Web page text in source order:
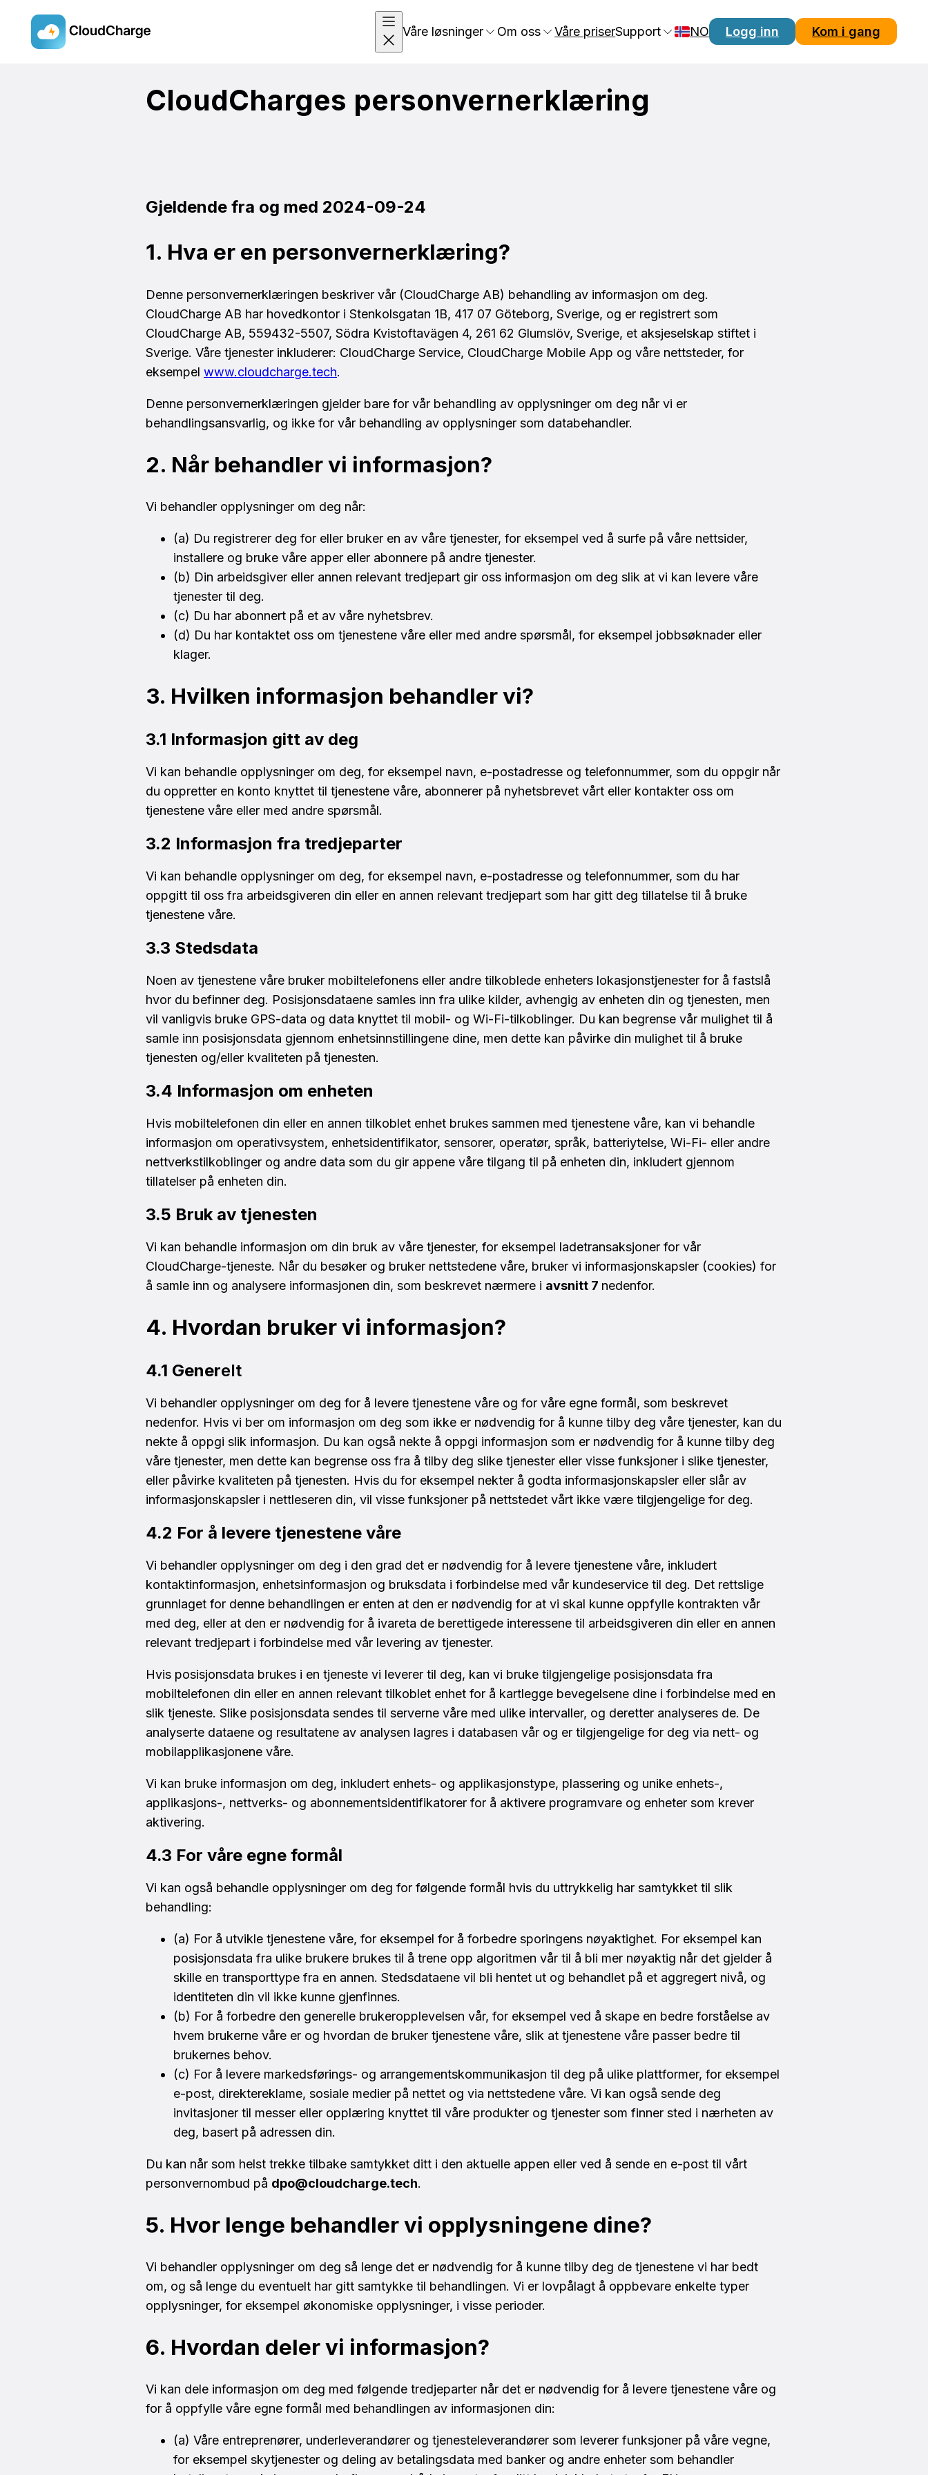
Våre løsninger Om oss Våre priserSupport NO Logg inn Kom i gang
CloudCharges personvernerklæring
Gjeldende fra og med 2024-09-24
1. Hva er en personvernerklæring?
Denne personvernerklæringen beskriver vår (CloudCharge AB) behandling av informasjon om deg.
CloudCharge AB har hovedkontor i Stenkolsgatan 1B, 417 07 Göteborg, Sverige, og er registrert som
CloudCharge AB, 559432-5507, Södra Kvistoftavägen 4, 261 62 Glumslöv, Sverige, et aksjeselskap stiftet i
Sverige. Våre tjenester inkluderer: CloudCharge Service, CloudCharge Mobile App og våre nettsteder, for
eksempel www.cloudcharge.tech.
Denne personvernerklæringen gjelder bare for vår behandling av opplysninger om deg når vi er
behandlingsansvarlig, og ikke for vår behandling av opplysninger som databehandler.
2. Når behandler vi informasjon?
Vi behandler opplysninger om deg når:
(a) Du registrerer deg for eller bruker en av våre tjenester, for eksempel ved å surfe på våre nettsider,
installere og bruke våre apper eller abonnere på andre tjenester.
(b) Din arbeidsgiver eller annen relevant tredjepart gir oss informasjon om deg slik at vi kan levere våre
tjenester til deg.
(c) Du har abonnert på et av våre nyhetsbrev.
(d) Du har kontaktet oss om tjenestene våre eller med andre spørsmål, for eksempel jobbsøknader eller
klager.
3. Hvilken informasjon behandler vi?
3.1 Informasjon gitt av deg
Vi kan behandle opplysninger om deg, for eksempel navn, e-postadresse og telefonnummer, som du oppgir når
du oppretter en konto knyttet til tjenestene våre, abonnerer på nyhetsbrevet vårt eller kontakter oss om
tjenestene våre eller med andre spørsmål.
3.2 Informasjon fra tredjeparter
Vi kan behandle opplysninger om deg, for eksempel navn, e-postadresse og telefonnummer, som du har
oppgitt til oss fra arbeidsgiveren din eller en annen relevant tredjepart som har gitt deg tillatelse til å bruke
tjenestene våre.
3.3 Stedsdata
Noen av tjenestene våre bruker mobiltelefonens eller andre tilkoblede enheters lokasjonstjenester for å fastslå
hvor du befinner deg. Posisjonsdataene samles inn fra ulike kilder, avhengig av enheten din og tjenesten, men
vil vanligvis bruke GPS-data og data knyttet til mobil- og Wi-Fi-tilkoblinger. Du kan begrense vår mulighet til å
samle inn posisjonsdata gjennom enhetsinnstillingene dine, men dette kan påvirke din mulighet til å bruke
tjenesten og/eller kvaliteten på tjenesten.
3.4 Informasjon om enheten
Hvis mobiltelefonen din eller en annen tilkoblet enhet brukes sammen med tjenestene våre, kan vi behandle
informasjon om operativsystem, enhetsidentifikator, sensorer, operatør, språk, batteriytelse, Wi-Fi- eller andre
nettverkstilkoblinger og andre data som du gir appene våre tilgang til på enheten din, inkludert gjennom
tillatelser på enheten din.
3.5 Bruk av tjenesten
Vi kan behandle informasjon om din bruk av våre tjenester, for eksempel ladetransaksjoner for vår
CloudCharge-tjeneste. Når du besøker og bruker nettstedene våre, bruker vi informasjonskapsler (cookies) for
å samle inn og analysere informasjonen din, som beskrevet nærmere i avsnitt 7 nedenfor.
4. Hvordan bruker vi informasjon?
4.1 Generelt
Vi behandler opplysninger om deg for å levere tjenestene våre og for våre egne formål, som beskrevet
nedenfor. Hvis vi ber om informasjon om deg som ikke er nødvendig for å kunne tilby deg våre tjenester, kan du
nekte å oppgi slik informasjon. Du kan også nekte å oppgi informasjon som er nødvendig for å kunne tilby deg
våre tjenester, men dette kan begrense oss fra å tilby deg slike tjenester eller visse funksjoner i slike tjenester,
eller påvirke kvaliteten på tjenesten. Hvis du for eksempel nekter å godta informasjonskapsler eller slår av
informasjonskapsler i nettleseren din, vil visse funksjoner på nettstedet vårt ikke være tilgjengelige for deg.
4.2 For å levere tjenestene våre
Vi behandler opplysninger om deg i den grad det er nødvendig for å levere tjenestene våre, inkludert
kontaktinformasjon, enhetsinformasjon og bruksdata i forbindelse med vår kundeservice til deg. Det rettslige
grunnlaget for denne behandlingen er enten at den er nødvendig for at vi skal kunne oppfylle kontrakten vår
med deg, eller at den er nødvendig for å ivareta de berettigede interessene til arbeidsgiveren din eller en annen
relevant tredjepart i forbindelse med vår levering av tjenester.
Hvis posisjonsdata brukes i en tjeneste vi leverer til deg, kan vi bruke tilgjengelige posisjonsdata fra
mobiltelefonen din eller en annen relevant tilkoblet enhet for å kartlegge bevegelsene dine i forbindelse med en
slik tjeneste. Slike posisjonsdata sendes til serverne våre med ulike intervaller, og deretter analyseres de. De
analyserte dataene og resultatene av analysen lagres i databasen vår og er tilgjengelige for deg via nett- og
mobilapplikasjonene våre.
Vi kan bruke informasjon om deg, inkludert enhets- og applikasjonstype, plassering og unike enhets-,
applikasjons-, nettverks- og abonnementsidentifikatorer for å aktivere programvare og enheter som krever
aktivering.
4.3 For våre egne formål
Vi kan også behandle opplysninger om deg for følgende formål hvis du uttrykkelig har samtykket til slik
behandling:
(a) For å utvikle tjenestene våre, for eksempel for å forbedre sporingens nøyaktighet. For eksempel kan
posisjonsdata fra ulike brukere brukes til å trene opp algoritmen vår til å bli mer nøyaktig når det gjelder å
skille en transporttype fra en annen. Stedsdataene vil bli hentet ut og behandlet på et aggregert nivå, og
identiteten din vil ikke kunne gjenfinnes.
(b) For å forbedre den generelle brukeropplevelsen vår, for eksempel ved å skape en bedre forståelse av
hvem brukerne våre er og hvordan de bruker tjenestene våre, slik at tjenestene våre passer bedre til
brukernes behov.
(c) For å levere markedsførings- og arrangementskommunikasjon til deg på ulike plattformer, for eksempel
e-post, direktereklame, sosiale medier på nettet og via nettstedene våre. Vi kan også sende deg
invitasjoner til messer eller opplæring knyttet til våre produkter og tjenester som finner sted i nærheten av
deg, basert på adressen din.
Du kan når som helst trekke tilbake samtykket ditt i den aktuelle appen eller ved å sende en e-post til vårt
personvernombud på dpo@cloudcharge.tech.
5. Hvor lenge behandler vi opplysningene dine?
Vi behandler opplysninger om deg så lenge det er nødvendig for å kunne tilby deg de tjenestene vi har bedt
om, og så lenge du eventuelt har gitt samtykke til behandlingen. Vi er lovpålagt å oppbevare enkelte typer
opplysninger, for eksempel økonomiske opplysninger, i visse perioder.
6. Hvordan deler vi informasjon?
Vi kan dele informasjon om deg med følgende tredjeparter når det er nødvendig for å levere tjenestene våre og
for å oppfylle våre egne formål med behandlingen av informasjonen din:
(a) Våre entreprenører, underleverandører og tjenesteleverandører som leverer funksjoner på våre vegne,
for eksempel skytjenester og deling av betalingsdata med banker og andre enheter som behandler